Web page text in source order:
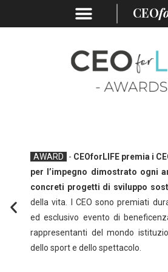
CEO
AWARD - CEOforLIFE premia i
per l’impegno dimostrato ogni
concreti progetti di sviluppo
della vita. I CEO sono premiati
ed esclusivo evento di
rappresentanti del mondo
dello sport e dello spettacolo.